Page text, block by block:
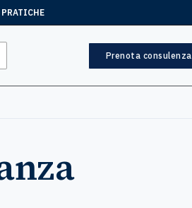
Prenota consulenza